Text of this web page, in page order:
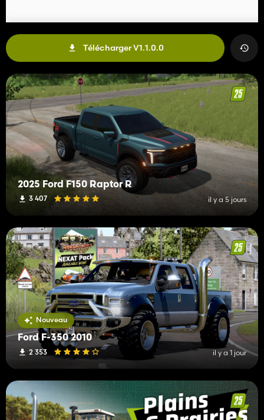
Télécharger V1.1.0.0
2025 Ford F150 Raptor R
3 407 il y a 5 jours
Nouveau
Ford F-350 2010
2 353 il y a 1 jour